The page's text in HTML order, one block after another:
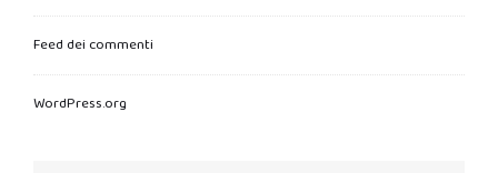
Feed dei commenti
WordPress.org